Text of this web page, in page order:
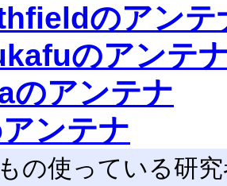
のアンテ
のアンテ
のアンテナ
ンテナ
の使っている研